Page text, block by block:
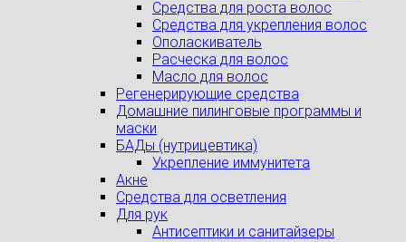
Средства для роста волос
Средства для укрепления волос
Ополаскиватель
Расческа для волос
Масло для волос
Регенерирующие средства
Домашние пилинговые программы и
маски
БАДы (нутрицевтика)
Укрепление иммунитета
Акне
Средства для осветления
Для рук
Антисептики и санитайзеры